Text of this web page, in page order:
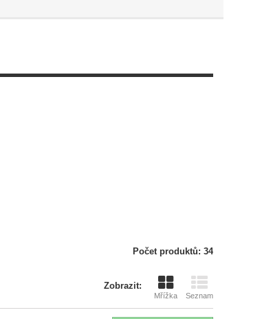
Počet produktů: 34
Zobrazit:
Mřížka Seznam